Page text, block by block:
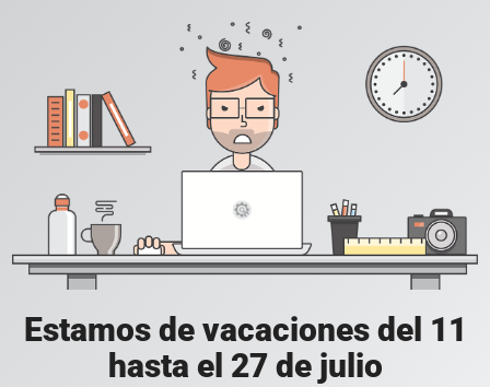
Estamos de vacaciones del 11
hasta el 27 de julio